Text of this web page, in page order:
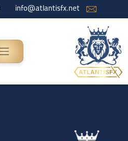
info@atlantisfx.net